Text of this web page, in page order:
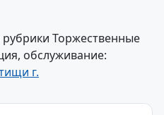
Торжественные
обслуживание:
г.